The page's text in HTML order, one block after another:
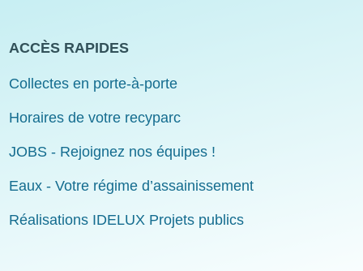
ACCÈS RAPIDES
Collectes en porte-à-porte
Horaires de votre recyparc
JOBS - Rejoignez nos équipes !
Eaux - Votre régime d’assainissement
Réalisations IDELUX Projets publics